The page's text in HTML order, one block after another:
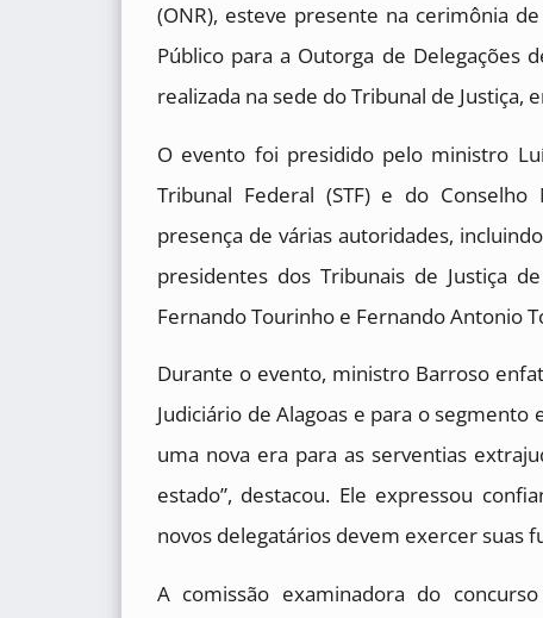
(ONR), esteve presente na cerimônia
Público para a Outorga de Delegações
realizada na sede do Tribunal de Justiça,
O evento foi presidido pelo ministro
Tribunal Federal (STF) e do
presença de várias autoridades,
presidentes dos Tribunais de Justiça
Fernando Tourinho e Fernando Antonio
Durante o evento, ministro Barroso
Judiciário de Alagoas e para o
uma nova era para as serventias
estado”, destacou. Ele expressou
novos delegatários devem exercer suas
A comissão examinadora do